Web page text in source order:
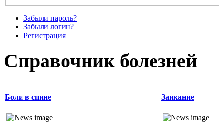
Забыли пароль?
Забыли логин?
Регистрация
Справочник болезней
Боли в спине Заикание